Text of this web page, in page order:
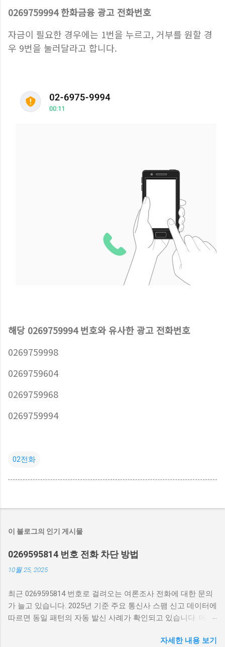
0269759994 한화금융 광고 전화번호
자금이 필요한 경우에는 1번을 누르고, 거부를 원할 경
우 9번을 눌러달라고 합니다.
해당 0269759994 번호와 유사한 광고 전화번호
0269759998
0269759604
0269759968
0269759994
02전화
이 블로그의 인기 게시물
0269595814 번호 전화 차단 방법
10월 25, 2025
최근 0269595814 번호로 걸려오는 여론조사 전화에 대한 문의
가 늘고 있습니다. 2025년 기준 주요 통신사 스팸 신고 데이터에
따르면 동일 패턴의 자동 발신 사례가 확인되고 있습니다. 메인
안내합니다. 0269595814 무슨 전화 여론조사 특정번호 차단하
자세한 내용 보기